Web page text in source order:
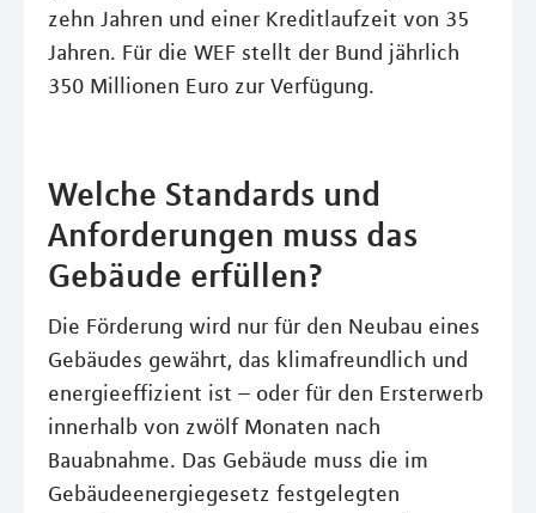
zehn Jahren und einer Kreditlaufzeit von 35
Jahren. Für die WEF stellt der Bund jährlich
350 Millionen Euro zur Verfügung.
Welche Standards und
Anforderungen muss das
Gebäude erfüllen?
Die Förderung wird nur für den Neubau eines
Gebäudes gewährt, das klimafreundlich und
energieeffizient ist – oder für den Ersterwerb
innerhalb von zwölf Monaten nach
Bauabnahme. Das Gebäude muss die im
Gebäudeenergiegesetz festgelegten